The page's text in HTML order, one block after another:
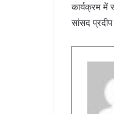
कार्यक्रम में
सांसद